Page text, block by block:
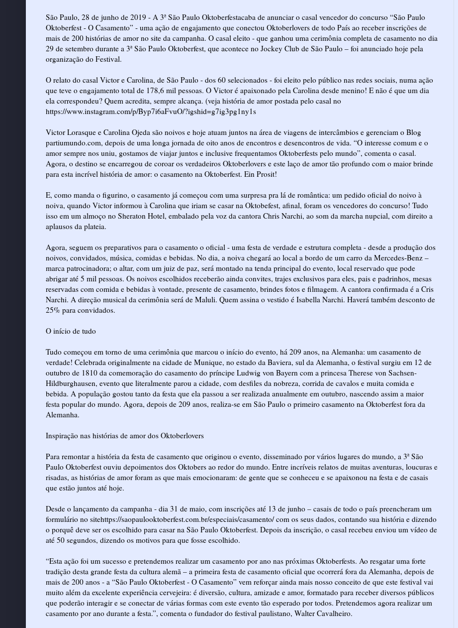
São Paulo, 28 de junho de 2019 - A 3ª São Paulo Oktoberfestacaba de anunciar o casal vencedor do concurso “São Paulo
Oktoberfest - O Casamento” - uma ação de engajamento que conectou Oktoberlovers de todo País ao receber inscrições de
mais de 200 histórias de amor no site da campanha. O casal eleito - que ganhou uma cerimônia completa de casamento no dia
29 de setembro durante a 3ª São Paulo Oktoberfest, que acontece no Jockey Club de São Paulo – foi anunciado hoje pela
organização do Festival.
O relato do casal Victor e Carolina, de São Paulo - dos 60 selecionados - foi eleito pelo público nas redes sociais, numa ação
que teve o engajamento total de 178,6 mil pessoas. O Victor é apaixonado pela Carolina desde menino! E não é que um dia
ela correspondeu? Quem acredita, sempre alcança. (veja história de amor postada pelo casal no
https://www.instagram.com/p/Byp7i6aFvuO/?igshid=g7ig3pg1ny1s
Victor Lorasque e Carolina Ojeda são noivos e hoje atuam juntos na área de viagens de intercâmbios e gerenciam o Blog
partiumundo.com, depois de uma longa jornada de oito anos de encontros e desencontros de vida. “O interesse comum e o
amor sempre nos uniu, gostamos de viajar juntos e inclusive frequentamos Oktoberfests pelo mundo”, comenta o casal.
Agora, o destino se encarregou de coroar os verdadeiros Oktoberlovers e este laço de amor tão profundo com o maior brinde
para esta incrível história de amor: o casamento na Oktoberfest. Ein Prosit!
E, como manda o figurino, o casamento já começou com uma surpresa pra lá de romântica: um pedido oficial do noivo à
noiva, quando Victor informou à Carolina que iriam se casar na Oktobefest, afinal, foram os vencedores do concurso! Tudo
isso em um almoço no Sheraton Hotel, embalado pela voz da cantora Chris Narchi, ao som da marcha nupcial, com direito a
aplausos da plateia.
Agora, seguem os preparativos para o casamento o oficial - uma festa de verdade e estrutura completa - desde a produção dos
noivos, convidados, música, comidas e bebidas. No dia, a noiva chegará ao local a bordo de um carro da Mercedes-Benz –
marca patrocinadora; o altar, com um juiz de paz, será montado na tenda principal do evento, local reservado que pode
abrigar até 5 mil pessoas. Os noivos escolhidos receberão ainda convites, trajes exclusivos para eles, pais e padrinhos, mesas
reservadas com comida e bebidas à vontade, presente de casamento, brindes fotos e filmagem. A cantora confirmada é a Cris
Narchi. A direção musical da cerimônia será de Maluli. Quem assina o vestido é Isabella Narchi. Haverá também desconto de
25% para convidados.
O início de tudo
Tudo começou em torno de uma cerimônia que marcou o início do evento, há 209 anos, na Alemanha: um casamento de
verdade! Celebrada originalmente na cidade de Munique, no estado da Baviera, sul da Alemanha, o festival surgiu em 12 de
outubro de 1810 da comemoração do casamento do príncipe Ludwig von Bayern com a princesa Therese von Sachsen-
Hildburghausen, evento que literalmente parou a cidade, com desfiles da nobreza, corrida de cavalos e muita comida e
bebida. A população gostou tanto da festa que ela passou a ser realizada anualmente em outubro, nascendo assim a maior
festa popular do mundo. Agora, depois de 209 anos, realiza-se em São Paulo o primeiro casamento na Oktoberfest fora da
Alemanha.
Inspiração nas histórias de amor dos Oktoberlovers
Para remontar a história da festa de casamento que originou o evento, disseminado por vários lugares do mundo, a 3ª São
Paulo Oktoberfest ouviu depoimentos dos Oktobers ao redor do mundo. Entre incríveis relatos de muitas aventuras, loucuras e
risadas, as histórias de amor foram as que mais emocionaram: de gente que se conheceu e se apaixonou na festa e de casais
que estão juntos até hoje.
Desde o lançamento da campanha - dia 31 de maio, com inscrições até 13 de junho – casais de todo o país preencheram um
formulário no sitehttps://saopaulooktoberfest.com.br/especiais/casamento/ com os seus dados, contando sua história e dizendo
o porquê deve ser os escolhido para casar na São Paulo Oktoberfest. Depois da inscrição, o casal recebeu enviou um vídeo de
até 50 segundos, dizendo os motivos para que fosse escolhido.
“Esta ação foi um sucesso e pretendemos realizar um casamento por ano nas próximas Oktoberfests. Ao resgatar uma forte
tradição desta grande festa da cultura alemã – a primeira festa de casamento oficial que ocorrerá fora da Alemanha, depois de
mais de 200 anos - a “São Paulo Oktoberfest - O Casamento” vem reforçar ainda mais nosso conceito de que este festival vai
muito além da excelente experiência cervejeira: é diversão, cultura, amizade e amor, formatado para receber diversos públicos
que poderão interagir e se conectar de várias formas com este evento tão esperado por todos. Pretendemos agora realizar um
casamento por ano durante a festa.”, comenta o fundador do festival paulistano, Walter Cavalheiro.